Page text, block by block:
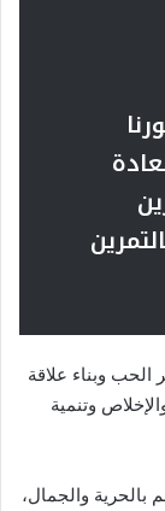
الحب وبناء علاقة
وتنمية
بالحرية والجمال،